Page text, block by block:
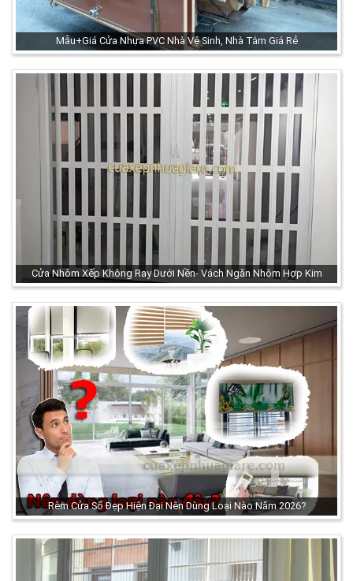
Mẫu+Giá Cửa Nhựa PVC Nhà Vệ Sinh, Nhà Tắm Giá Rẻ
Cửa Nhôm Xếp Không Ray Dưới Nền- Vách Ngăn Nhôm Hợp Kim
Rèm Cửa Sổ Đẹp Hiện Đại Nên Dùng Loại Nào Năm 2026?